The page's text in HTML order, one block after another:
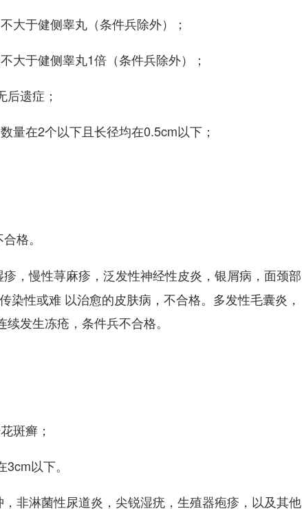
大于健侧睾丸（条件兵除外）；
大于健侧睾丸1倍（条件兵除外）；
遗症；
量在2个以下且长径均在0.5cm以下；
格。
，慢性荨麻疹，泛发性神经性皮炎，银屑病，面颈部
性或难 以治愈的皮肤病，不合格。多发性毛囊炎，
发生冻疮，条件兵不合格。
斑癣；
以下。
非淋菌性尿道炎，尖锐湿疣，生殖器疱疹，以及其他